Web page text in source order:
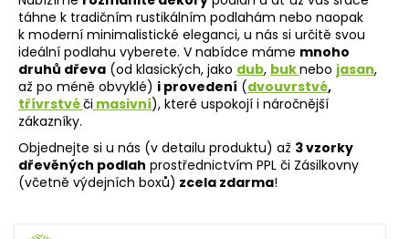
táhne k tradičním rustikálním podlahám nebo naopak
k moderní minimalistické eleganci, u nás si určitě svou
ideální podlahu vyberete. V nabídce máme mnoho
druhů dřeva (od klasických, jako dub, buknebo jasan,
až po méně obvyklé) i provedení (dvouvrstvé,
třívrstvéči masivní), které uspokojí i náročnější
zákazníky.
Objednejte si u nás (v detailu produktu) až 3 vzorky
dřevěných podlah prostřednictvím PPL či Zásilkovny
(včetně výdejních boxů) zcela zdarma!
e
b
u
j
e
t
e
n
a